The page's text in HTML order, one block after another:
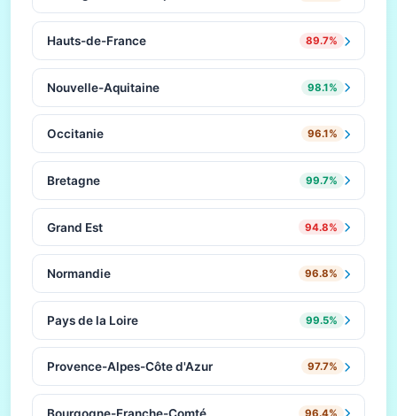
Hauts-de-France 89.7%
Nouvelle-Aquitaine 98.1%
Occitanie 96.1%
Bretagne 99.7%
Grand Est 94.8%
Normandie 96.8%
Pays de la Loire 99.5%
Provence-Alpes-Côte d'Azur 97.7%
96.4%